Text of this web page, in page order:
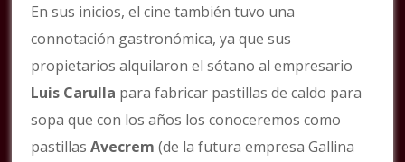
En sus inicios, el cine también tuvo una
connotación gastronómica, ya que sus
propietarios alquilaron el sótano al empresario
Luis Carulla para fabricar pastillas de caldo para
sopa que con los años los conoceremos como
pastillasAvecrem (de la futura empresa Gallina